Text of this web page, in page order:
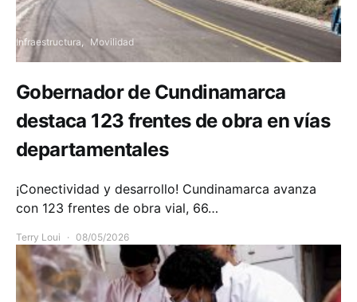
Infraestructura Movilidad
Gobernador de Cundinamarca
destaca 123 frentes de obra en vías
departamentales
¡Conectividad y desarrollo! Cundinamarca avanza
con 123 frentes de obra vial, 66…
Terry Loui 08/05/2026